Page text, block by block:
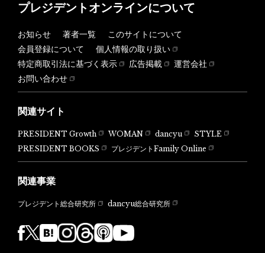
プレジデントオンラインについて
お知らせ 著者一覧
このサイトについて
会員登録について
個人情報の取り扱い
特定商取引法に基づく表示
広告掲載
運営会社
お問い合わせ
関連サイト
PRESIDENT Growth WOMAN dancyu
STYLE
PRESIDENT BOOKS
プレジデントFamily Online
関連事業
プレジデント総合研究所 dancyu総合研究所